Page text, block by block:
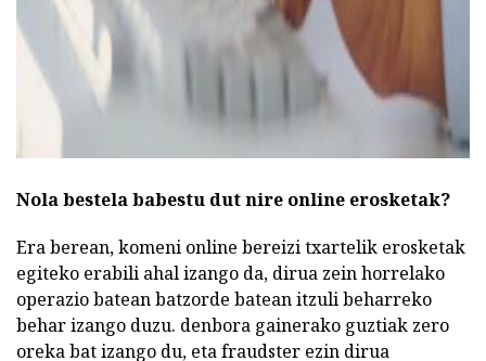
Nola bestela babestu dut nire online erosketak?
Era berean, komeni online bereizi txartelik erosketak
egiteko erabili ahal izango da, dirua zein horrelako
operazio batean batzorde batean itzuli beharreko
behar izango duzu. denbora gainerako guztiak zero
oreka bat izango du, eta fraudster ezin dirua